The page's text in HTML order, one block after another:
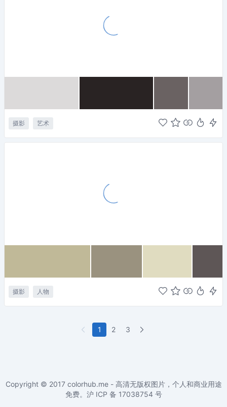
摄影 艺术
摄影 人物
1 2 3
Copyright © 2017 colorhub.me - 高清无版权图片，个人和商业用途
免费。沪 ICP 备 17038754 号